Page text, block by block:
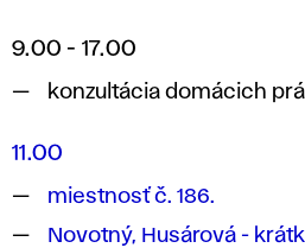
9.00 - 17.00
konzultácia domácich
11.00
miestnosť č. 186.
Novotný, Husárová -